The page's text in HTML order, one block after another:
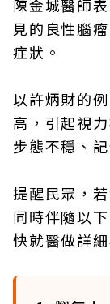
陳金城醫師
見的良性腦
症狀。
以許炳財的
高，引起視
步態不穩、
提醒民眾，
同時伴隨以
快就醫做詳細